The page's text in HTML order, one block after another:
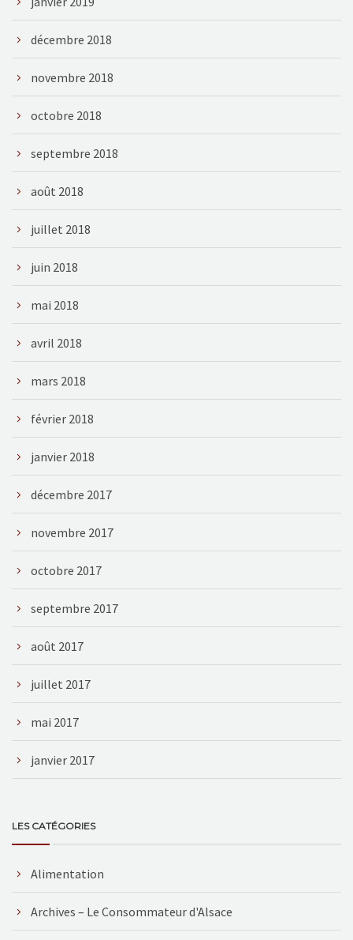
décembre 2018
novembre 2018
octobre 2018
septembre 2018
août 2018
juillet 2018
juin 2018
mai 2018
avril 2018
mars 2018
février 2018
janvier 2018
décembre 2017
novembre 2017
octobre 2017
septembre 2017
août 2017
juillet 2017
mai 2017
janvier 2017
LES CATÉGORIES
Alimentation
Archives – Le Consommateur d'Alsace